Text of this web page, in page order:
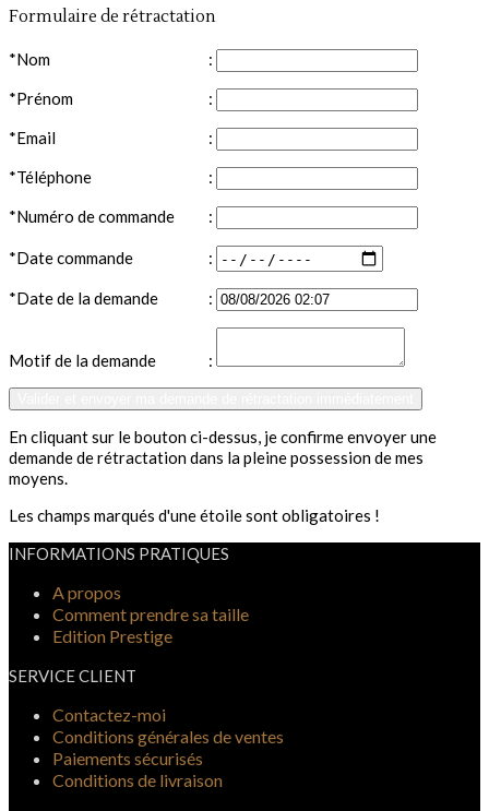
Formulaire de rétractation
*Nom
:
*Prénom
:
*Email
:
*Téléphone
:
*Numéro de commande
:
*Date commande :
*Date de la demande :
Motif de la demande :
En cliquant sur le bouton ci-dessus, je confirme envoyer une
demande de rétractation dans la pleine possession de mes
moyens.
Les champs marqués d'une étoile sont obligatoires !
INFORMATIONS PRATIQUES
A propos
Comment prendre sa taille
Edition Prestige
SERVICE CLIENT
Contactez-moi
Conditions générales de ventes
Paiements sécurisés
Conditions de livraison